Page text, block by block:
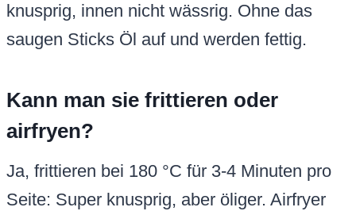
knusprig, innen nicht wässrig. Ohne das
saugen Sticks Öl auf und werden fettig.
Kann man sie frittieren oder
airfryen?
Ja, frittieren bei 180 °C für 3-4 Minuten pro
Seite: Super knusprig, aber öliger. Airfryer